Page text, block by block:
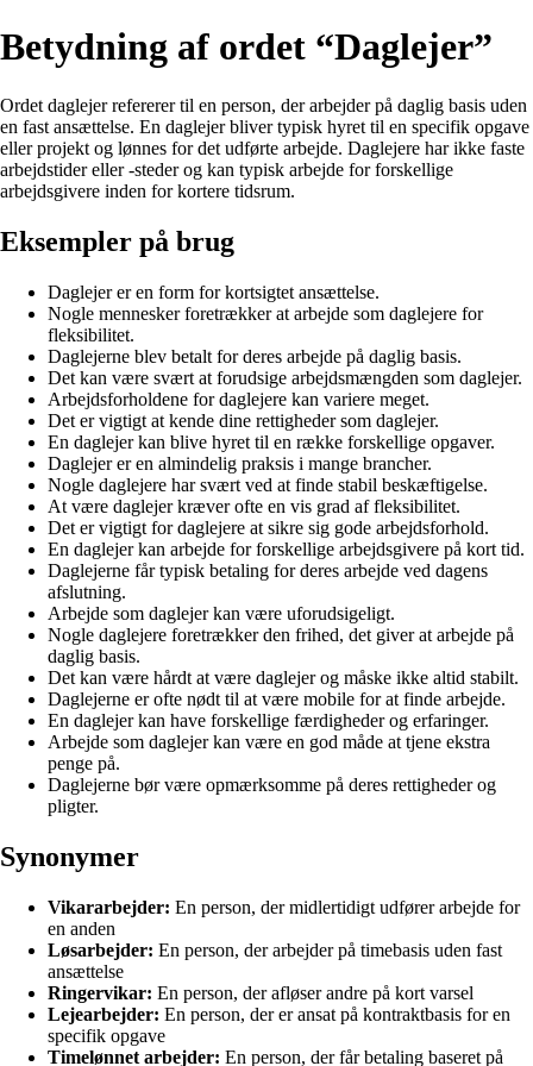
Betydning af ordet “Daglejer”
Ordet daglejer refererer til en person, der arbejder på daglig basis uden
en fast ansættelse. En daglejer bliver typisk hyret til en specifik opgave
eller projekt og lønnes for det udførte arbejde. Daglejere har ikke faste
arbejdstider eller -steder og kan typisk arbejde for forskellige
arbejdsgivere inden for kortere tidsrum.
Eksempler på brug
Daglejer er en form for kortsigtet ansættelse.
Nogle mennesker foretrækker at arbejde som daglejere for
fleksibilitet.
Daglejerne blev betalt for deres arbejde på daglig basis.
Det kan være svært at forudsige arbejdsmængden som daglejer.
Arbejdsforholdene for daglejere kan variere meget.
Det er vigtigt at kende dine rettigheder som daglejer.
En daglejer kan blive hyret til en række forskellige opgaver.
Daglejer er en almindelig praksis i mange brancher.
Nogle daglejere har svært ved at finde stabil beskæftigelse.
At være daglejer kræver ofte en vis grad af fleksibilitet.
Det er vigtigt for daglejere at sikre sig gode arbejdsforhold.
En daglejer kan arbejde for forskellige arbejdsgivere på kort tid.
Daglejerne får typisk betaling for deres arbejde ved dagens
afslutning.
Arbejde som daglejer kan være uforudsigeligt.
Nogle daglejere foretrækker den frihed, det giver at arbejde på
daglig basis.
Det kan være hårdt at være daglejer og måske ikke altid stabilt.
Daglejerne er ofte nødt til at være mobile for at finde arbejde.
En daglejer kan have forskellige færdigheder og erfaringer.
Arbejde som daglejer kan være en god måde at tjene ekstra
penge på.
Daglejerne bør være opmærksomme på deres rettigheder og
pligter.
Synonymer
Vikararbejder: En person, der midlertidigt udfører arbejde for
en anden
Løsarbejder: En person, der arbejder på timebasis uden fast
ansættelse
Ringervikar: En person, der afløser andre på kort varsel
Lejearbejder: En person, der er ansat på kontraktbasis for en
specifik opgave
Timelønnet arbejder: En person, der får betaling baseret på